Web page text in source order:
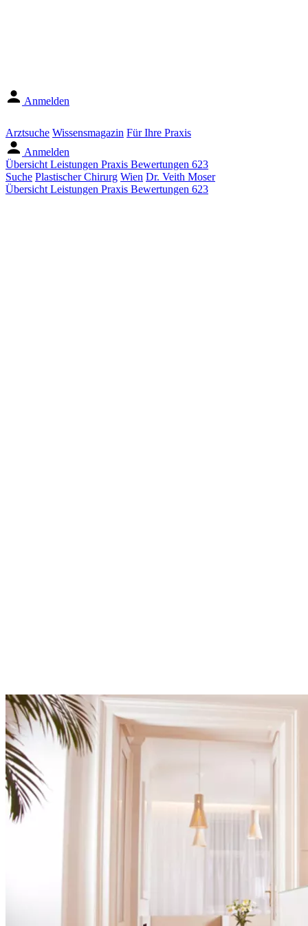
Anmelden
Arztsuche Wissensmagazin Für Ihre Praxis
Anmelden
Übersicht Leistungen Praxis Bewertungen 623
Suche Plastischer Chirurg Wien Dr. Veith Moser
Übersicht Leistungen Praxis Bewertungen 623